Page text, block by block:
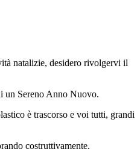
natalizie, desidero rivolgervi il
un Sereno Anno Nuovo.
è trascorso e voi tutti, grandi
costruttivamente.